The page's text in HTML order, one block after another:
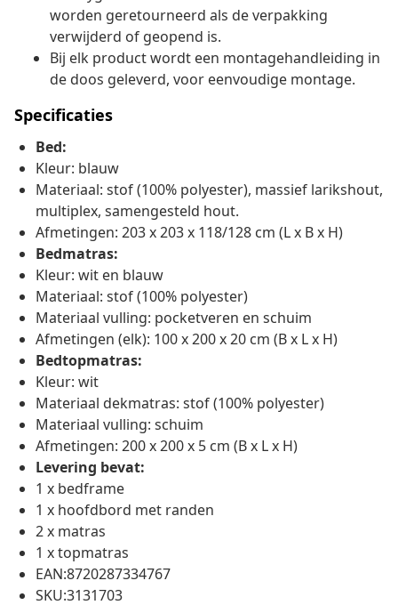
worden geretourneerd als de verpakking
verwijderd of geopend is.
Bij elk product wordt een montagehandleiding in
de doos geleverd, voor eenvoudige montage.
Specificaties
Bed:
Kleur: blauw
Materiaal: stof (100% polyester), massief larikshout,
multiplex, samengesteld hout.
Afmetingen: 203 x 203 x 118/128 cm (L x B x H)
Bedmatras:
Kleur: wit en blauw
Materiaal: stof (100% polyester)
Materiaal vulling: pocketveren en schuim
Afmetingen (elk): 100 x 200 x 20 cm (B x L x H)
Bedtopmatras:
Kleur: wit
Materiaal dekmatras: stof (100% polyester)
Materiaal vulling: schuim
Afmetingen: 200 x 200 x 5 cm (B x L x H)
Levering bevat:
1 x bedframe
1 x hoofdbord met randen
2 x matras
1 x topmatras
EAN:8720287334767
SKU:3131703